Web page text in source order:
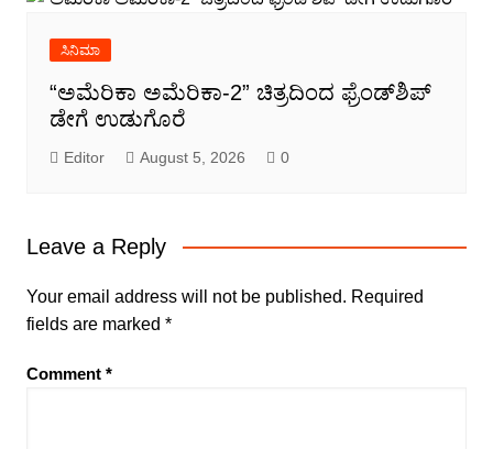
ಸಿನಿಮಾ
“ಅಮೆರಿಕಾ ಅಮೆರಿಕಾ-2” ಚಿತ್ರದಿಂದ ಫ್ರೆಂಡ್‍ಶಿಪ್
ಡೇಗೆ ಉಡುಗೊರೆ
Editor August 5, 2026 0
Leave a Reply
Your email address will not be published. Required
fields are marked *
Comment *